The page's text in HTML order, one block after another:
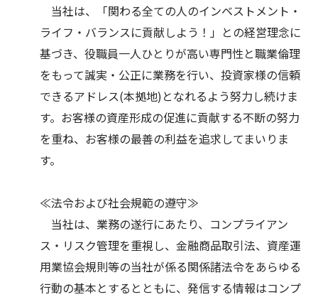
当社は、「関わる全ての人のインベストメント・
ライフ・バランスに貢献しよう！」との経営理念に
基づき、役職員一人ひとりが高い専門性と職業倫理
をもって誠実・公正に業務を行い、投資家様の信頼
できるアドレス(本拠地)となれるよう努力し続けま
す。お客様の資産形成の促進に貢献する不断の努力
を重ね、お客様の最善の利益を追求してまいりま
す。
≪法令および社会規範の遵守≫
当社は、業務の遂行にあたり、コンプライアン
ス・リスク管理を重視し、金融商品取引法、資産運
用業協会規則等の当社が係る関係諸法令をあらゆる
行動の基本とするとともに、発信する情報はコンプ